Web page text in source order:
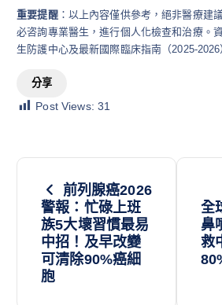
重要提醒：以上內容僅供參考，絕非醫療建
必咨詢專業醫生，進行個人化檢查和治療。
生防護中心及最新國際臨床指南（2025-2026
分享
Post Views: 31
前列腺癌2026
警報：忙碌上班
族5大壞習慣最易
中招！及早改變
可清除90%癌細
胞
全
鼻
救